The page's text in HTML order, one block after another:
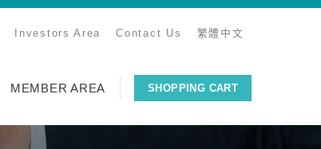
Investors Area Contact Us 繁體中文
MEMBER AREA SHOPPING CART